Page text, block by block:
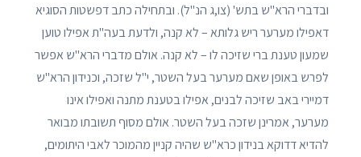
ובדברי הרא"ש בתש' (צו,ג הנ"ל). ובתחילה כתב דפשטות הסוגיא
דאפילו מערער ריש גלותא – לא קנה, ולדעת בעה"ת אפילו טוען
שמעון טענת ברי שזיכה לו – לא קנה. אולם מדברי הרא"ש אפשר
לפרש באופן שאם מערער בעל השטר, י"ל שזכה, וכנידון הרא"ש
דמיירי באב שזיכה לבנים, אפילו בטענת מתנה ואפילו אינו
מערער, אמרינן שזכה בעל השטר. אולם מסוף תשובתו מבואר
להדיא דדוקא בנידון כרא"ש שהיה קניין מהמוכר לאבי היתומים,